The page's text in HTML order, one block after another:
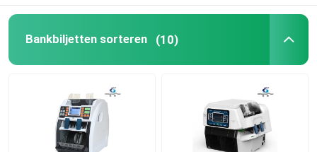
Alle Gevallen
Bankbiljetten sorteren (10)